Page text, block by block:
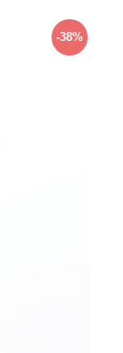
-38%